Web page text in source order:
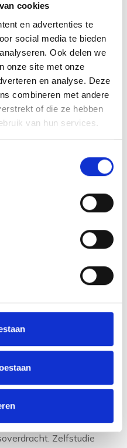
cookies
en advertenties te
social media te bieden
Ook delen we
onze site met onze
en analyse. Deze
combineren met andere
of die ze hebben
van hun services.
wanneer je voortbouwt
Dit betekent niet dat
dat je slim kiest waar
kun je
te
begint met het
het maken van een
werkt, past niet
heldere doelen. Wat wil
kies je voor
groepen van meer dan
die bij jou passen.
door te doen,
Coaching biedt
feedback. Training
Zelfstudie